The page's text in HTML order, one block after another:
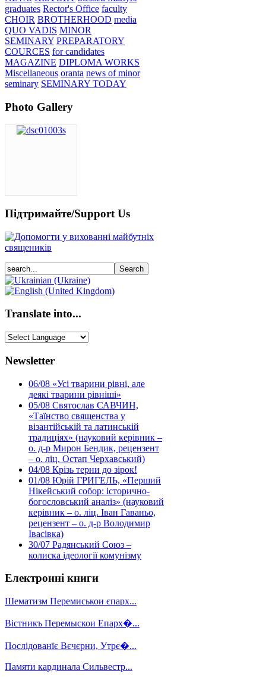
graduates Rector's Office faculty
CHOIR BROTHERHOOD media
QUO VADIS MINOR
SEMINARY PREPARATORY
COURCES for candidates
MAGAZINE DIPLOMA WORKS
Miscellaneous oranta news of minor
seminary SEMINARY TODAY
Photo Gallery
Підтримайте/Support Us
Translate into...
Newsletter
06/08 «Усі тварини рівні, але
деякі тварини рівніші»
05/08 Святослав САВЧИН,
«Таїнство священства у
візантійській та латинській
традиціях» (науковий керівник –
о. д-р Мирон Бендик, рецензент
– о. ліц. Остап Черхавський)
04/08 Крізь терни до зірок!
01/08 Юрій ГРИГЕЛЬ, «Перший
Нікейський собор: історично-
богословський аналіз» (науковий
керівник – о. ліц. Іван Гаваньо,
рецензент – о. д-р Володимир
Івасівка)
30/07 Радянський Союз –
колиска ідеології комунізму
Електронні книги
Шематизм Перемиськои єпарх...
Вістникъ Перемыскои Епарх�...
Послідованїє Вєчєрни, Утрє�...
Памяти кардинала Сильвестр...